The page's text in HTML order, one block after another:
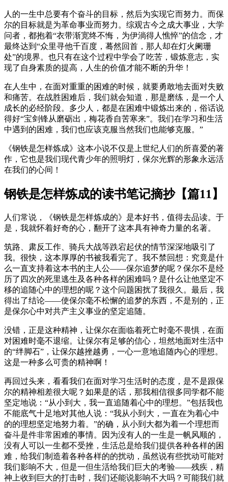
人的一生中总要有个奋斗的目标，然后为实现它而努力。而保
尔的目标就是为革命事业而努力。综观古今之成大事业，大学
问者，都抱着“衣带渐宽终不悔，为伊淌得人憔悴”的信念，才
最终达到“众里寻他千百度，蓦然回首，那人却在灯火阑珊
处”的境界。也只有在这个过程中学会了吃苦，锻炼意志，实
现了自身素质的提高，人生的价值才能不断的升华！
在人生中，在面对重重的困难的时候，就要勇敢地去面对失败
和痛苦。在战胜困难后，我们就会知道，那是磨练，是一个人
成长的必经阶段。多少人，都是在困难中锻炼出来的，俗话说
得好“宝剑锋从磨砺出，梅花香自苦寒来”。我们在学习和生活
中遇到的困难，我们也应该克服当然我们也能够克服。”
《钢铁是怎样炼成》这本小说不仅是上世纪人们的所喜爱的著
作，它也是我们现代青少年的照明灯，保尔光辉的形象永远活
在我们的心间！
钢铁是怎样炼成的读书笔记摘抄【篇11】
人们常说，《钢铁是怎样炼成的》是本好书，值得去品读。于
是，我就怀着好奇的心，翻开了这本具有神奇力量的名著。
筑路、肃反工作、骑兵大战等跌宕起伏的情节深深地吸引了
我。很快，这本厚厚的书被我看完了。我不禁回想：究竟是什
么一直支持着这本书的主人公——保尔追梦的呢？保尔不是经
历了四次的死里逃生及各种各样的困难吗？是什么让他坚定不
移的追随心中的理想的呢？这个问题困扰了我很久。最后，我
得出了结论——使保尔毫不松懈的追梦的东西，不是别的，正
是保尔心中对共产主义事业的坚定追随。
没错，正是这种精神，让保尔在面临着死亡时毫不畏惧，在面
对困难时毫不退缩。让保尔有足够的信心，坦然地面对生活中
的“绊脚石”，让保尔越挫越勇，一心一意地追随内心的理想。
这是一种多么可贵的精神啊！
再回过头来，看看我们在面对学习生活时的态度，是不是跟保
尔的精神相差很大呢？如果是的话，那我相信很多同学都不能
坚定地说：“从小到大，我一直追随着心中的理想。”包括我也
不能底气十足地对其他人说：“我从小到大，一直在为着心中
的的理想坚定地努力着。”的确，从小到大都为着一个理想而
奋斗是件非常困难的事情。因为没有人的一生是一帆风顺的，
没有人可以一生都不受挫，生活总是给我们提供各种各样的困
难，给我们制造着各种各样的的扰动，虽然说有些扰动可能对
我们影响不大，但是一但生活给我们巨大的考验——残疾，精
神上收到巨大的打击时，我们还能说影响不大吗？可能我们就